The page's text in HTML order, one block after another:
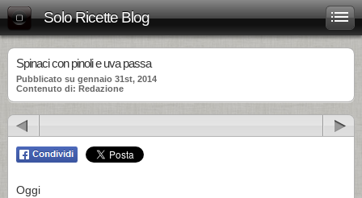
Solo Ricette Blog
Spinaci con pinoli e uva passa
Pubblicato su gennaio 31st, 2014
Contenuto di: Redazione
Oggi